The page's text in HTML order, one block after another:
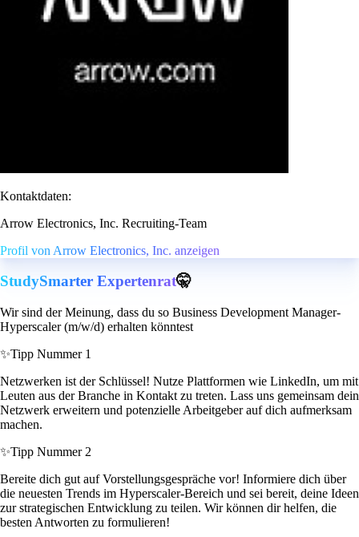
Kontaktdaten:
Arrow Electronics, Inc. Recruiting-Team
Profil von Arrow Electronics, Inc. anzeigen
StudySmarter Expertenrat🤫
Wir sind der Meinung, dass du so Business Development Manager-
Hyperscaler (m/w/d) erhalten könntest
✨Tipp Nummer 1
Netzwerken ist der Schlüssel! Nutze Plattformen wie LinkedIn, um mit
Leuten aus der Branche in Kontakt zu treten. Lass uns gemeinsam dein
Netzwerk erweitern und potenzielle Arbeitgeber auf dich aufmerksam
machen.
✨Tipp Nummer 2
Bereite dich gut auf Vorstellungsgespräche vor! Informiere dich über
die neuesten Trends im Hyperscaler-Bereich und sei bereit, deine Ideen
zur strategischen Entwicklung zu teilen. Wir können dir helfen, die
besten Antworten zu formulieren!